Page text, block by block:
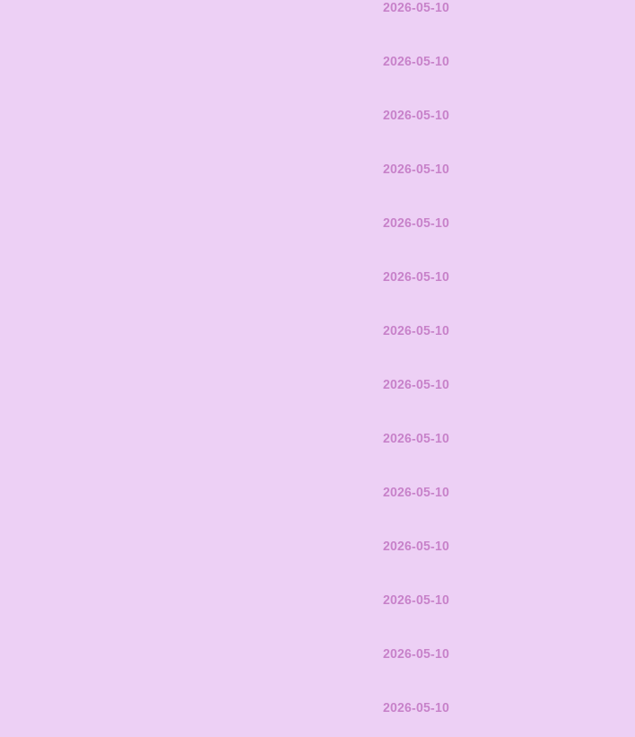
2026-05-10
2026-05-10
2026-05-10
2026-05-10
2026-05-10
2026-05-10
2026-05-10
2026-05-10
2026-05-10
2026-05-10
2026-05-10
2026-05-10
2026-05-10
2026-05-10